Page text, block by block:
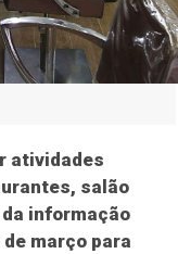
atividades
salão
informação
março para